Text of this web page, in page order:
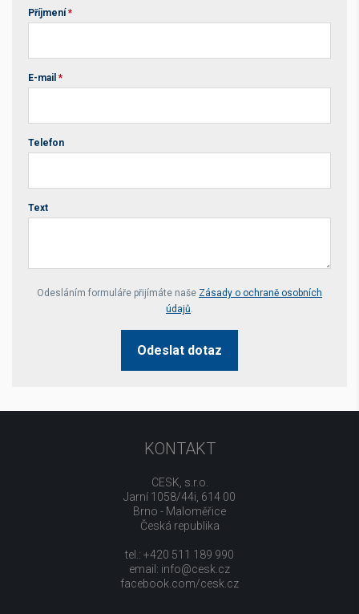
Příjmení *
E-mail *
Telefon
Text
Your website *
Odesláním formuláře přijímáte naše Zásady o ochraně osobních
údajů.
Odeslat dotaz
KONTAKT
CESK, s.r.o.
Jarní 1058/44i, 614 00
Brno - Maloměřice
Česká republika
tel.: +420 511 189 990
email: info@cesk.cz
facebook.com/cesk.cz